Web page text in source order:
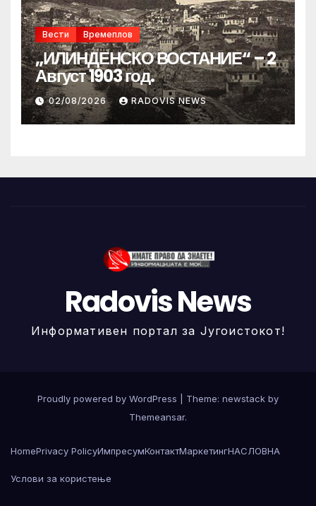
Вести Времеплов
„ИЛИНДЕНСКО ВОСТАНИЕ“ – 2
Август 1903 год.
02/08/2026 RADOVIS NEWS
Radovis News
Информативен портал за Југоистокот!
Proudly powered by WordPress
Theme: newstack by
Themeansar.
HomePrivacy PolicyИмпресумКонтактМаркетингНАСЛОВНА
Услови за користење